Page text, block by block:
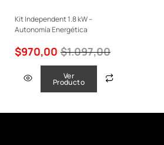
Kit Independent 1.8 kW –
Autonomía Energética
$1.097,00
$970,00
Ver
Producto